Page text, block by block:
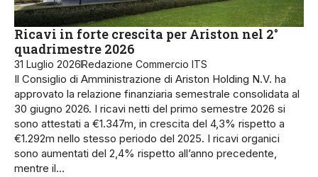
Ricavi in forte crescita per Ariston nel 2°
quadrimestre 2026
31 Luglio 2026Redazione Commercio ITS
Il Consiglio di Amministrazione di Ariston Holding N.V. ha
approvato la relazione finanziaria semestrale consolidata al
30 giugno 2026. I ricavi netti del primo semestre 2026 si
sono attestati a €1.347m, in crescita del 4,3% rispetto a
€1.292m nello stesso periodo del 2025. I ricavi organici
sono aumentati del 2,4% rispetto all’anno precedente,
mentre il…